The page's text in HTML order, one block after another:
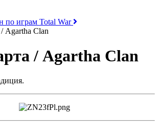
по играм Total War
Agartha Clan
/ Agartha Clan